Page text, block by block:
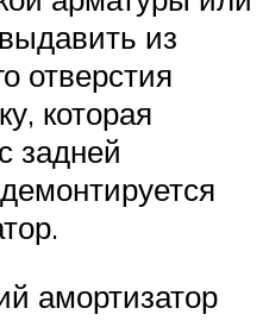
из
отверстия
которая
задней
амортизатор